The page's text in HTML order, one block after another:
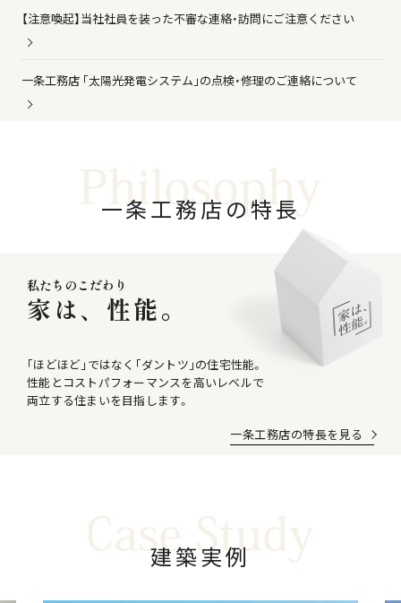
【注意喚起】当社社員を装った不審な連絡・訪問にご注意ください
一条工務店 ｢太陽光発電システム｣の点検・修理のご連絡について
一条工務店の特長
私たちのこだわり
家は、性能。
｢ほどほど｣ではなく｢ダントツ｣の住宅性能。
性能とコストパフォーマンスを高いレベルで
両立する住まいを目指します。
一条工務店の特長を見る
建築実例